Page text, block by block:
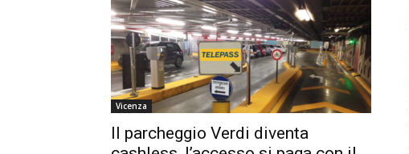
Vicenza
Il parcheggio Verdi diventa